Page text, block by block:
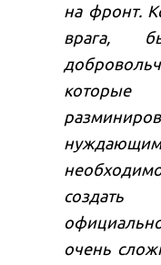
на фронт.
врага,
очень